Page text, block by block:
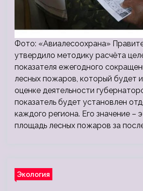
Фото: «Авиалесоохрана»
утвердило методику расчёта
показателя ежегодного
лесных пожаров, который будет
оценке деятельности
показатель будет установлен
каждого региона. Его значение –
площадь лесных пожаров за
Экология